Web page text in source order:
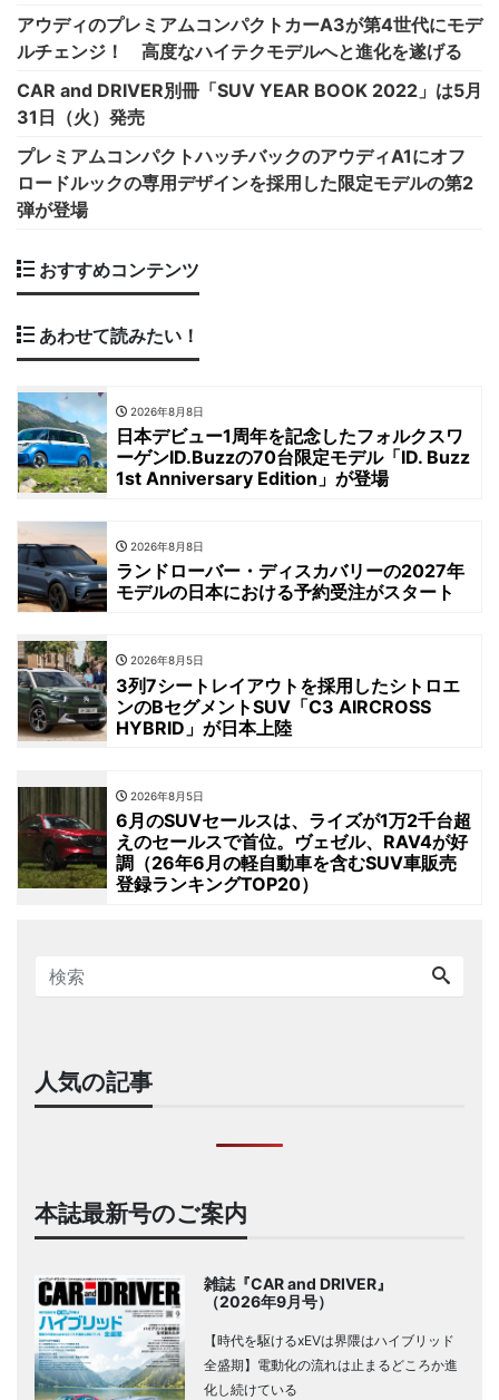
アウディのプレミアムコンパクトカーA3が第4世代にモデ
ルチェンジ！ 高度なハイテクモデルへと進化を遂げる
CAR and DRIVER別冊「SUV YEAR BOOK 2022」は5月
31日（火）発売
プレミアムコンパクトハッチバックのアウディA1にオフ
ロードルックの専用デザインを採用した限定モデルの第2
弾が登場
おすすめコンテンツ
あわせて読みたい！
2026年8月8日
日本デビュー1周年を記念したフォルクスワ
ーゲンID.Buzzの70台限定モデル「ID. Buzz
1st Anniversary Edition」が登場
2026年8月8日
ランドローバー・ディスカバリーの2027年
モデルの日本における予約受注がスタート
2026年8月5日
3列7シートレイアウトを採用したシトロエ
ンのBセグメントSUV「C3 AIRCROSS
HYBRID」が日本上陸
2026年8月5日
6月のSUVセールスは、ライズが1万2千台超
えのセールスで首位。ヴェゼル、RAV4が好
調（26年6月の軽自動車を含むSUV車販売
登録ランキングTOP20）
人気の記事
本誌最新号のご案内
雑誌『CAR and DRIVER』
（2026年9月号）
【時代を駆けるxEVは界隈はハイブリッド
全盛期】電動化の流れは止まるどころか進
化し続けている